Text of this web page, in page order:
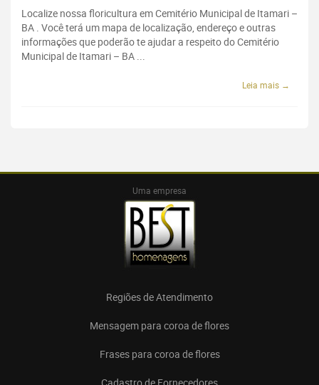
Localize nossa floricultura em Cemitério Municipal de Itamari –
BA . Você terá um mapa de localização, endereço e outras
informações que poderão te ajudar a respeito do Cemitério
Municipal de Itamari – BA ...
Leia mais →
Uma empresa
Regiões de Atendimento
Mensagem para coroa de flores
Frases para coroa de flores